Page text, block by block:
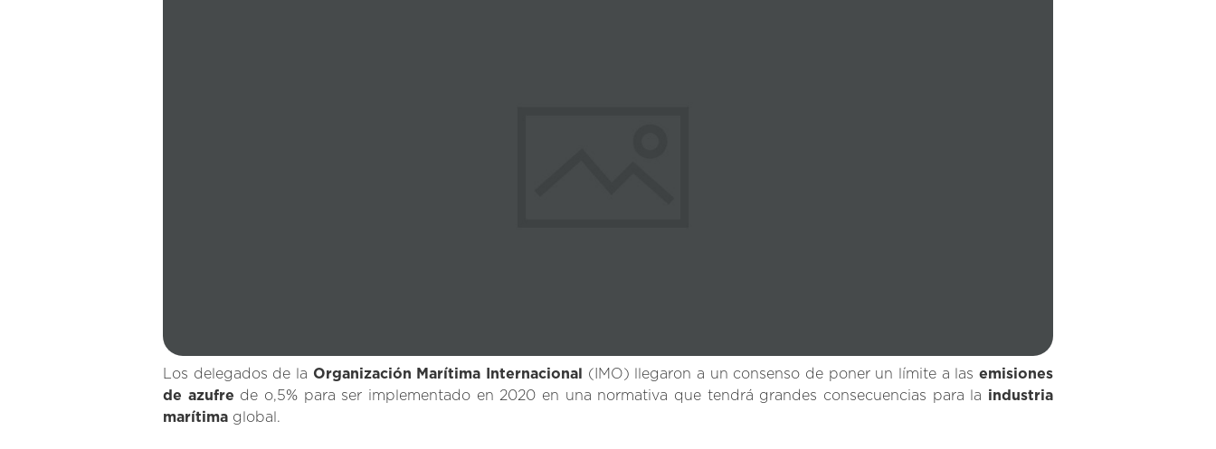
Los delegados de la Organización Marítima Internacional (IMO) llegaron a un consenso de poner un límite a lasemisiones
de azufre de o,5% para ser implementado en 2020 en una normativa que tendrá grandes consecuencias para la industria
marítima global.